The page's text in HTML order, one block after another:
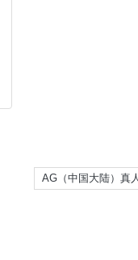
AG（中国大陆）真